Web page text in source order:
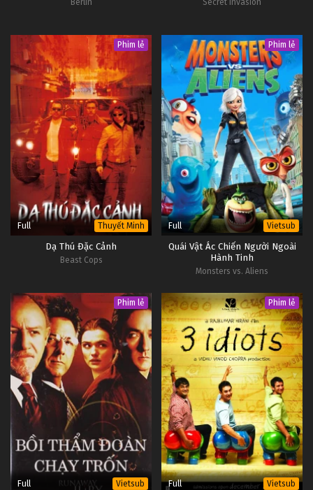
Berlin Secret Invasion
Phim lẻ
Full Thuyết Minh
Dạ Thú Đặc Cảnh
Beast Cops
Phim lẻ
Full Vietsub
Quái Vật Ác Chiến Người Ngoài
Hành Tinh
Monsters vs. Aliens
Phim lẻ
Full Vietsub
Phim lẻ
Full Vietsub